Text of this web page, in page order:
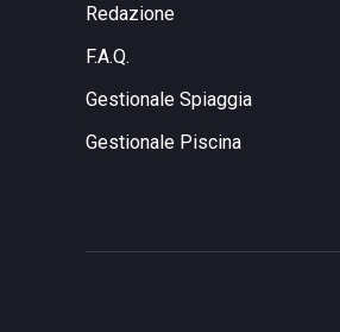
Redazione
F.A.Q.
Gestionale Spiaggia
Gestionale Piscina